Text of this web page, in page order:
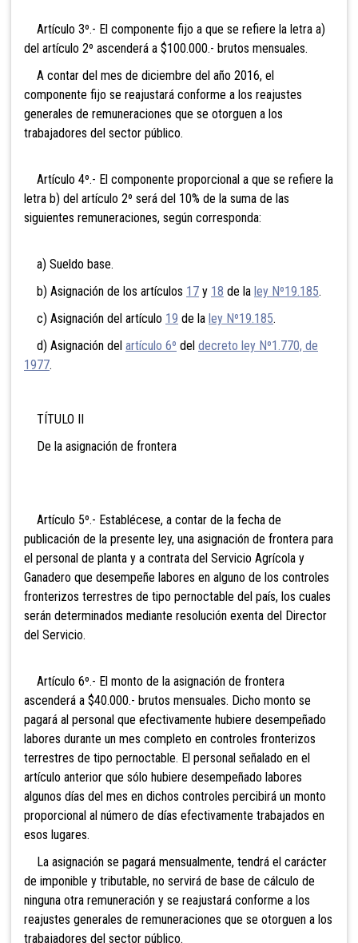
Artículo 3º.- El componente fijo a que se refiere la letra a)
del artículo 2º ascenderá a $100.000.- brutos mensuales.
A contar del mes de diciembre del año 2016, el
componente fijo se reajustará conforme a los reajustes
generales de remuneraciones que se otorguen a los
trabajadores del sector público.
Artículo 4º.- El componente proporcional a que se refiere la
letra b) del artículo 2º será del 10% de la suma de las
siguientes remuneraciones, según corresponda:
a) Sueldo base.
b) Asignación de los artículos 17 y 18 de la ley Nº19.185.
c) Asignación del artículo 19 de la ley Nº19.185.
d) Asignación del artículo 6º del decreto ley Nº1.770, de
1977.
TÍTULO II
De la asignación de frontera
Artículo 5º.- Establécese, a contar de la fecha de
publicación de la presente ley, una asignación de frontera para
el personal de planta y a contrata del Servicio Agrícola y
Ganadero que desempeñe labores en alguno de los controles
fronterizos terrestres de tipo pernoctable del país, los cuales
serán determinados mediante resolución exenta del Director
del Servicio.
Artículo 6º.- El monto de la asignación de frontera
ascenderá a $40.000.- brutos mensuales. Dicho monto se
pagará al personal que efectivamente hubiere desempeñado
labores durante un mes completo en controles fronterizos
terrestres de tipo pernoctable. El personal señalado en el
artículo anterior que sólo hubiere desempeñado labores
algunos días del mes en dichos controles percibirá un monto
proporcional al número de días efectivamente trabajados en
esos lugares.
La asignación se pagará mensualmente, tendrá el carácter
de imponible y tributable, no servirá de base de cálculo de
ninguna otra remuneración y se reajustará conforme a los
reajustes generales de remuneraciones que se otorguen a los
trabajadores del sector público.